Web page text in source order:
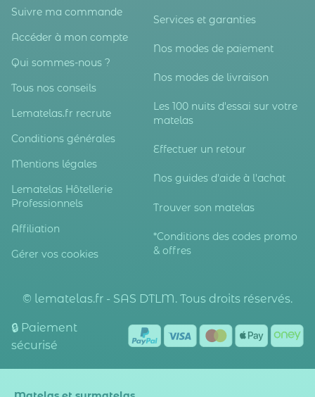
Suivre ma commande
Accéder à mon compte
Qui sommes-nous ?
Tous nos conseils
Lematelas.fr recrute
Conditions générales
Mentions légales
Lematelas Hôtellerie
Professionnels
Affiliation
Gérer vos cookies
Services et garanties
Nos modes de paiement
Nos modes de livraison
Les 100 nuits d'essai sur votre
matelas
Effectuer un retour
Nos guides d'aide à l'achat
Trouver son matelas
*Conditions des codes promo
& offres
© lematelas.fr - SAS DTLM. Tous droits réservés.
🔒 Paiement
sécurisé